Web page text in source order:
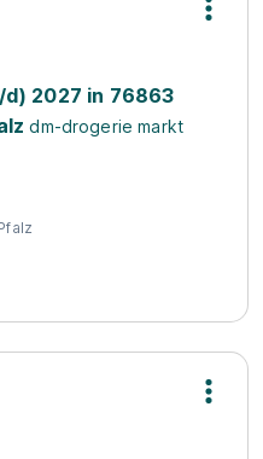
2027 in 76863
dm-drogerie markt